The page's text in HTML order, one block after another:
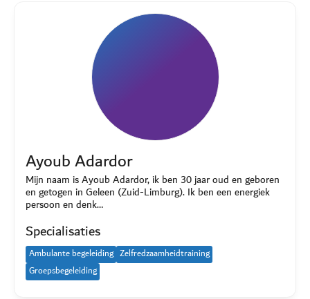
Ayoub Adardor
Mijn naam is Ayoub Adardor, ik ben 30 jaar oud en geboren
en getogen in Geleen (Zuid-Limburg). Ik ben een energiek
persoon en denk…
Specialisaties
Ambulante begeleiding Zelfredzaamheidtraining
Groepsbegeleiding